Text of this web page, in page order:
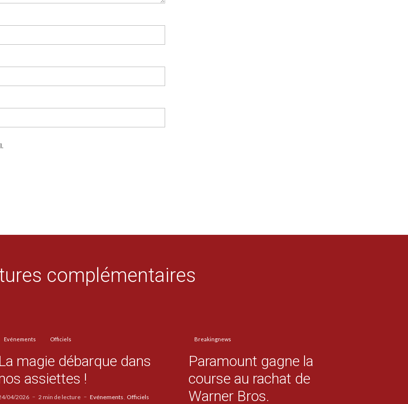
complémentaires
Evénements Officiels
La magie débarque dans
assiettes !
04/2026 2 min de lecture Evénements Officiels
Breakingnews
Paramount gagne la
course au rachat de
Warner Bros.